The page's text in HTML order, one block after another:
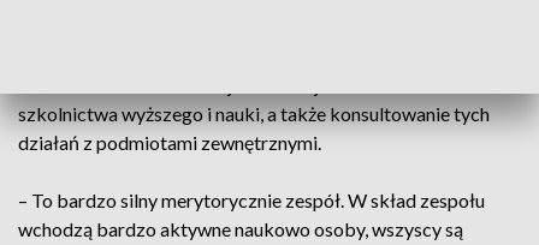
szkolnictwa wyższego i nauki, a także konsultowanie tych
działań z podmiotami zewnętrznymi.
– To bardzo silny merytorycznie zespół. W skład zespołu
wchodzą bardzo aktywne naukowo osoby, wszyscy są